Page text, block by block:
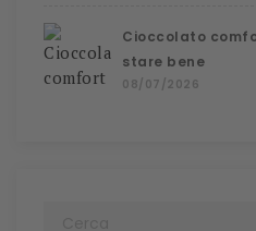
Cioccolato
stare bene
08/07/2026